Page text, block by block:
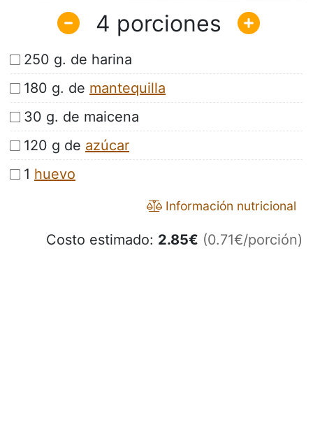
4
250 g. de harina
180 g. de mantequilla
30 g. de maicena
120 g de azúcar
1 huevo
Información nutricional
Costo estimado: 2.85€ (0.71€/porción)